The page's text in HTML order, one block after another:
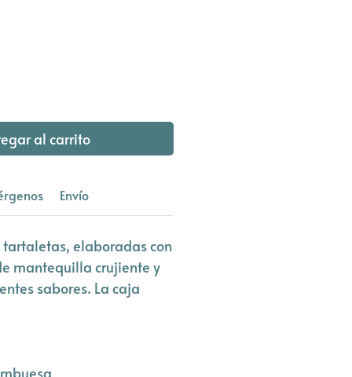
al carrito
Envío
elaboradas con
mantequilla crujiente y
sabores. La caja